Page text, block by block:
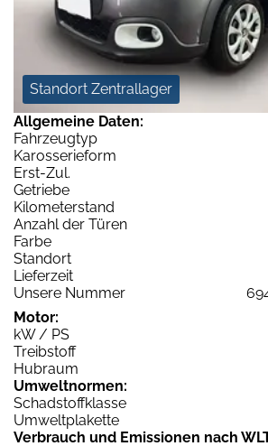
Standort Zentrallager
Allgemeine Daten:
Fahrzeugtyp
Karosserieform
Erst-Zul.
Getriebe
Kilometerstand
Anzahl der Türen
Farbe
Standort
Lieferzeit
Unsere Nummer
Motor:
kW / PS
Treibstoff
Hubraum
Umweltnormen:
Schadstoffklasse
Umweltplakette
Verbrauch und Emissionen nach